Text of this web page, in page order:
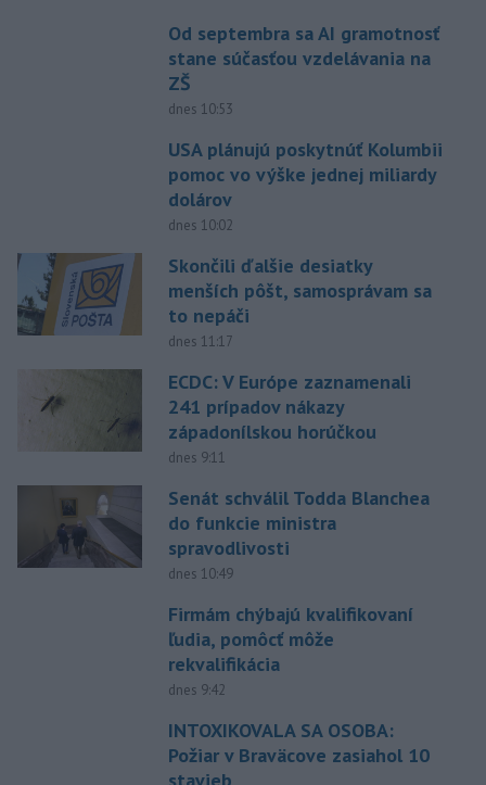
Od septembra sa AI gramotnosť
stane súčasťou vzdelávania na
ZŠ
dnes 10:53
USA plánujú poskytnúť Kolumbii
pomoc vo výške jednej miliardy
dolárov
dnes 10:02
Skončili ďalšie desiatky
menších pôšt, samosprávam sa
to nepáči
dnes 11:17
ECDC: V Európe zaznamenali
241 prípadov nákazy
západonílskou horúčkou
dnes 9:11
Senát schválil Todda Blanchea
do funkcie ministra
spravodlivosti
dnes 10:49
Firmám chýbajú kvalifikovaní
ľudia, pomôcť môže
rekvalifikácia
dnes 9:42
INTOXIKOVALA SA OSOBA:
Požiar v Braväcove zasiahol 10